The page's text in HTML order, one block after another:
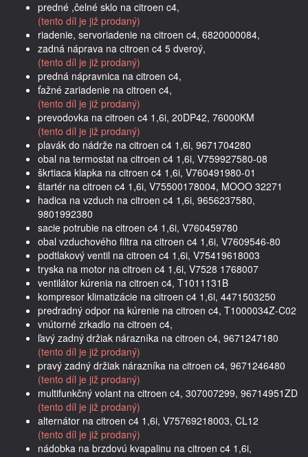
predné ,čelné sklo na citroen c4,
(tento díl je již prodaný)
riadenie, servoriadenie na citroen c4, 6820000084,
zadná náprava na citroen c4 5 dveroý,
(tento díl je již prodaný)
predná nápravnica na citroen c4,
ťažné zariadenie na citroen c4,
(tento díl je již prodaný)
prevodovka na citroen c4 1,6i, 20DP42, 76000KM
(tento díl je již prodaný)
plavák do nádrže na citroen c4 1,6i, 9671704280
obal na termostat na citroen c4 1,6i, V759927580-08
škrtiaca klapka na citroen c4 1,6i, V760491980-01
štartér na citroen c4 1,6i, V75500178004, MOOO 32271
hadica na vzduch na citroen c4 1,6i, 9656237580,
9801992380
sacie potrubie na citroen c4 1,6i, V760459780
obal vzduchového filtra na citroen c4 1,6i, V7609546-80
podtlakový ventil na citroen c4 1,6i, V75419618003
tryska na motor na citroen c4 1,6i, V7528 1768007
ventilátor kúrenia na citroen c4, T1011131B
kompresor klimatizácie na citroen c4 1,6i, 4471503250
predradný odpor na kúrenie na citroen c4, T1000034Z-C02
vnútorné zrkadlo na citroen c4,
ľavý zadný držiak nárazníka na citroen c4, 9671247180
(tento díl je již prodaný)
pravý zadný držiak nárazníka na citroen c4, 9671246480
(tento díl je již prodaný)
multifunkčný volant na citroen c4, 307007299, 96714951ZD
(tento díl je již prodaný)
alternátor na citroen c4 1,6i, V75769218003, CL12
(tento díl je již prodaný)
nádobka na brzdovú kvapalinu na citroen c4 1,6i,